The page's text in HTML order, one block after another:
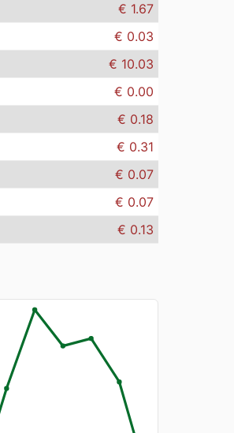
€ 1.67
€ 0.03
€ 10.03
€ 0.00
€ 0.18
€ 0.31
€ 0.07
€ 0.07
€ 0.13